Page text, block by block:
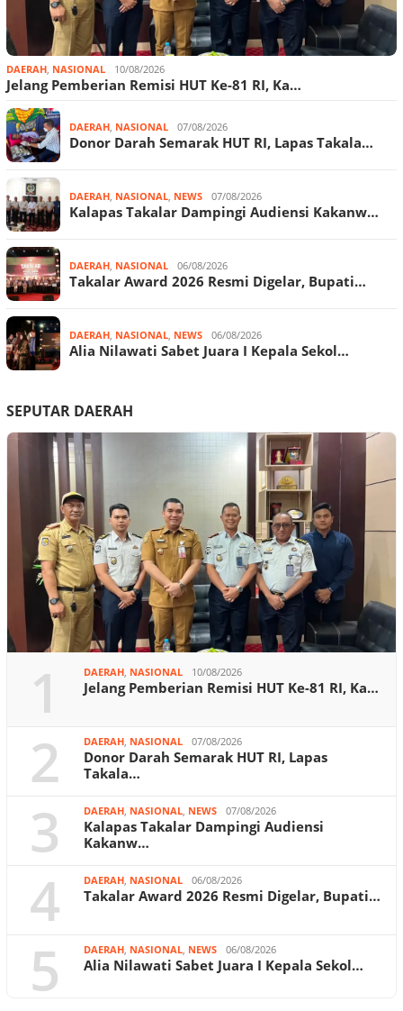
DAERAH, NASIONAL 10/08/2026
Jelang Pemberian Remisi HUT Ke-81 RI, Ka…
DAERAH, NASIONAL 07/08/2026
Donor Darah Semarak HUT RI, Lapas Takala…
DAERAH, NASIONAL, NEWS 07/08/2026
Kalapas Takalar Dampingi Audiensi Kakanw…
DAERAH, NASIONAL 06/08/2026
Takalar Award 2026 Resmi Digelar, Bupati…
DAERAH, NASIONAL, NEWS 06/08/2026
Alia Nilawati Sabet Juara I Kepala Sekol…
SEPUTAR DAERAH
1 DAERAH, NASIONAL 10/08/2026
Jelang Pemberian Remisi HUT Ke-81 RI, Ka…
2 DAERAH, NASIONAL 07/08/2026
Donor Darah Semarak HUT RI, Lapas
Takala…
3 DAERAH, NASIONAL, NEWS 07/08/2026
Kalapas Takalar Dampingi Audiensi
Kakanw…
4 DAERAH, NASIONAL 06/08/2026
Takalar Award 2026 Resmi Digelar, Bupati…
5 DAERAH, NASIONAL, NEWS 06/08/2026
Alia Nilawati Sabet Juara I Kepala Sekol…